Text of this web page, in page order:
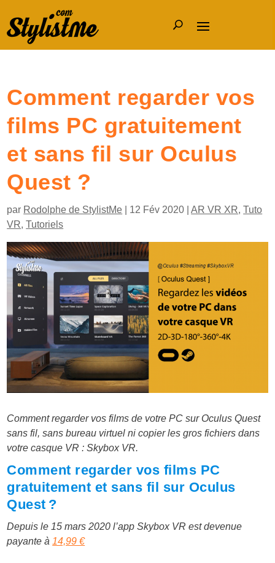
Comment regarder vos
films PC gratuitement
et sans fil sur Oculus
Quest ?
par Rodolphe de StylistMe 12 Fév 2020 |AR VR XR,Tuto
VR,Tutoriels
Comment regarder vos films de votre PC sur Oculus Quest
sans fil, sans bureau virtuel ni copier les gros fichiers dans
votre casque VR : Skybox VR.
Comment regarder vos films PC
gratuitement et sans fil sur Oculus
Quest ?
Depuis le 15 mars 2020 l’app Skybox VR est devenue
payante à 14,99 €